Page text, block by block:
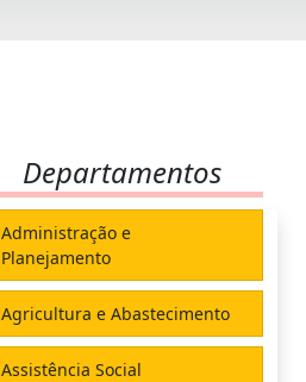
Departamentos
Administração e
Planejamento
Agricultura e Abastecimento
Assistência Social